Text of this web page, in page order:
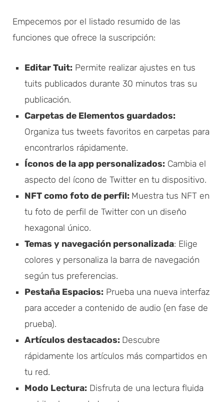
Empecemos por el listado resumido de las
funciones que ofrece la suscripción:
Editar Tuit: Permite realizar ajustes en tus
tuits publicados durante 30 minutos tras su
publicación.
Carpetas de Elementos guardados:
Organiza tus tweets favoritos en carpetas para
encontrarlos rápidamente.
Íconos de la app personalizados: Cambia el
aspecto del ícono de Twitter en tu dispositivo.
NFT como foto de perfil: Muestra tus NFT en
tu foto de perfil de Twitter con un diseño
hexagonal único.
Temas y navegación personalizada: Elige
colores y personaliza la barra de navegación
según tus preferencias.
Pestaña Espacios: Prueba una nueva interfaz
para acceder a contenido de audio (en fase de
prueba).
Artículos destacados: Descubre
rápidamente los artículos más compartidos en
tu red.
Modo Lectura: Disfruta de una lectura fluida